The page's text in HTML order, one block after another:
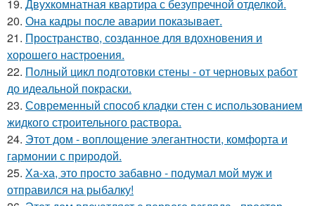
19. Двухкомнатная квартира с безупречной отделкой.
20. Она кадры после аварии показывает.
21. Пространство, созданное для вдохновения и
хорошего настроения.
22. Полный цикл подготовки стены - от черновых работ
до идеальной покраски.
23. Современный способ кладки стен с использованием
жидкого строительного раствора.
24. Этот дом - воплощение элегантности, комфорта и
гармонии с природой.
25. Ха-ха, это просто забавно - подумал мой муж и
отправился на рыбалку!